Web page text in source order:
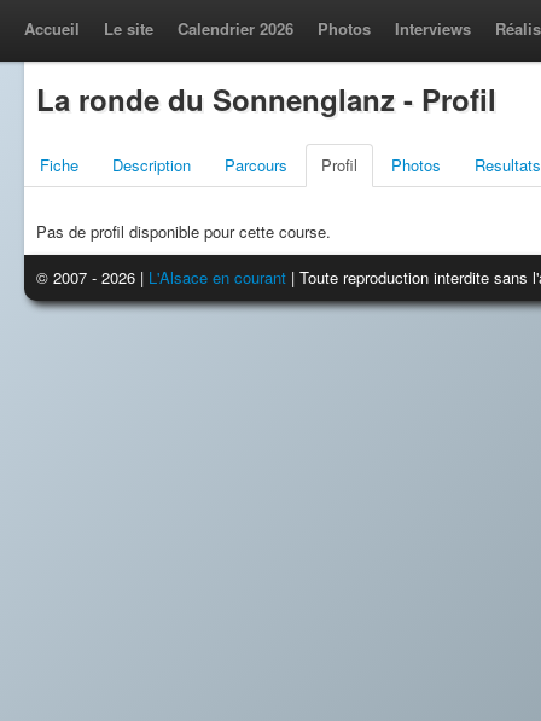
Accueil Le site Calendrier 2026 Photos Interviews
La ronde du Sonnenglanz - Profil
Fiche Description Parcours Profil Photos Resultats
Pas de profil disponible pour cette course.
© 2007 - 2026 | L'Alsace en courant | Toute reproduction interdite sans